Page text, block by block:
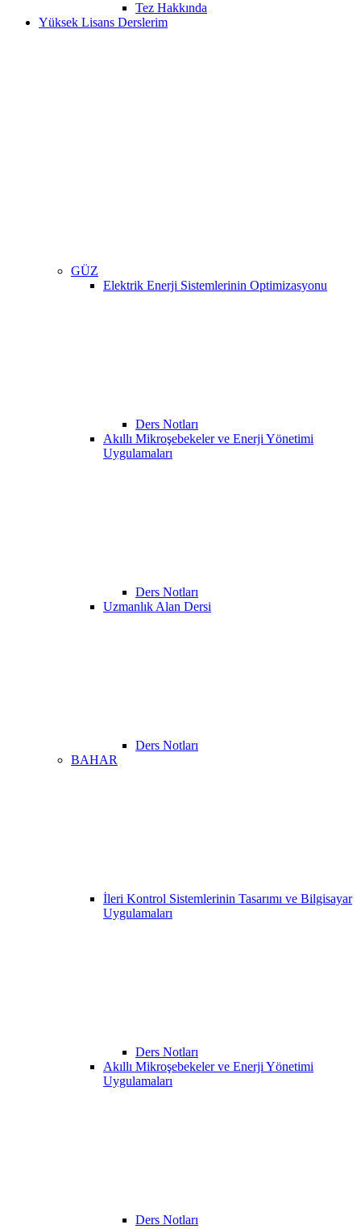
Tez Hakkında
Yüksek Lisans Derslerim
GÜZ
Elektrik Enerji Sistemlerinin Optimizasyonu
Ders Notları
Akıllı Mikroşebekeler ve Enerji Yönetimi
Uygulamaları
Ders Notları
Uzmanlık Alan Dersi
Ders Notları
BAHAR
İleri Kontrol Sistemlerinin Tasarımı ve Bilgisayar
Uygulamaları
Ders Notları
Akıllı Mikroşebekeler ve Enerji Yönetimi
Uygulamaları
Ders Notları